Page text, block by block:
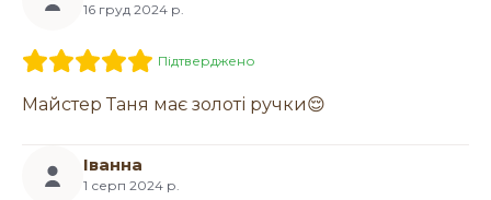
16 груд 2024 р.
Підтверджено
Майстер Таня має золоті ручки😌
Іванна
1 серп 2024 р.